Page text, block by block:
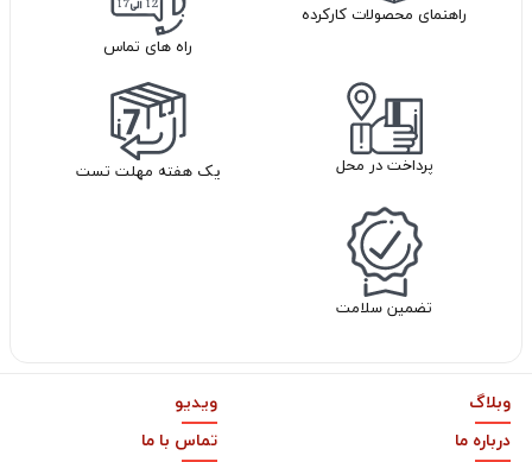
راهنمای محصولات کارکرده
راه های تماس
پرداخت در محل یک هفته مهلت تست
تضمین سلامت
وبلاگ
ویدیو
درباره ما
تماس با ما